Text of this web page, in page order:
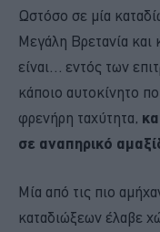
Ωστόσο σε μία
Μεγάλη Βρετανία και
είναι… εντός των
κάποιο αυτοκίνητο
φρενήρη ταχύτητα,
σε αναπηρικό
Μία από τις πιο
καταδιώξεων έλαβε